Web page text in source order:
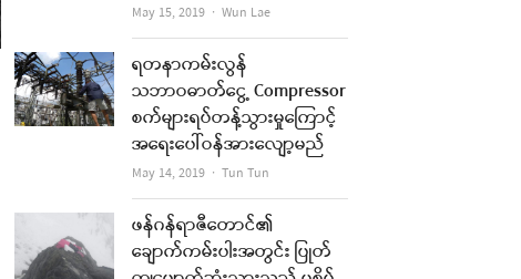
May 15, 2019 Author
Wun Lae
ရတနာကမ်းလွန်
သဘာဝဓာတ်ငွေ့ Compressor
စက်များရပ်တန့်သွားမှုကြောင့်
အရေးပေါ်ဝန်အားလျော့မည်
May 14, 2019 Author
Tun Tun
ဖန်ဂန်ရာဇီတောင်၏
ချောက်ကမ်းပါးအတွင်း ပြုတ်